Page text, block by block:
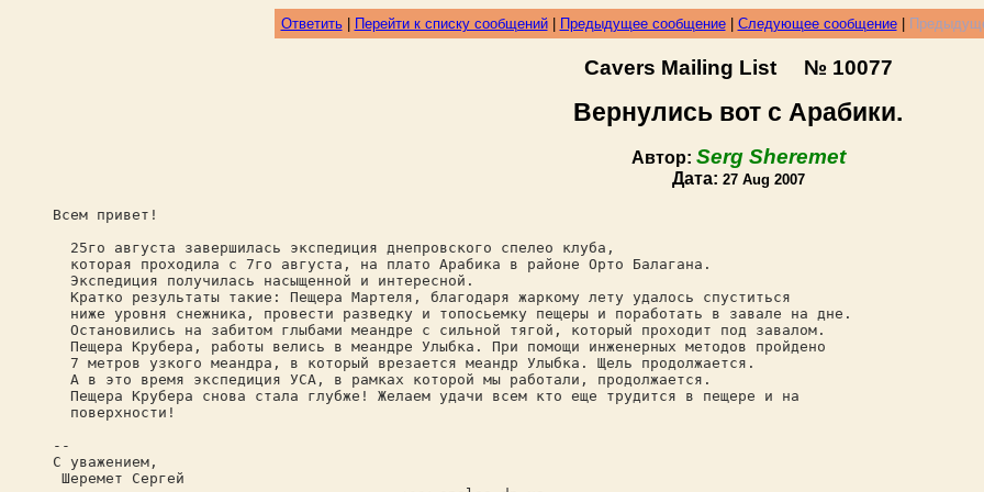
Ответить| Перейти к списку сообщений| Предыдущее сообщение| Следующее сообщение|
Cavers Mailing List № 10077
Вернулись вот с Арабики.
Автор: Serg Sheremet
Дата: 27 Aug 2007
Всем привет!
25го августа завершилась экспедиция днепровского спелео клуба,
которая проходила с 7го августа, на плато Арабика в районе Орто Балагана.
Экспедиция получилась насыщенной и интересной.
Кратко результаты такие: Пещера Мартеля, благодаря жаркому лету удалось спуститься
ниже уровня снежника, провести разведку и топосьемку пещеры и поработать в завале на дне.
Остановились на забитом глыбами меандре с сильной тягой, который проходит под завалом.
Пещера Крубера, работы велись в меандре Улыбка. При помощи инженерных методов пройдено
7 метров узкого меандра, в который врезается меандр Улыбка. Щель продолжается.
А в это время экспедиция УСА, в рамках которой мы работали, продолжается.
Пещера Крубера снова стала глубже! Желаем удачи всем кто еще трудится в пещере и на
поверхности!
--
С уважением,
Шеремет Сергей